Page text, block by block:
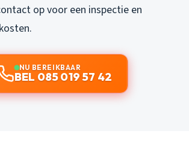
op voor een inspectie en
NU BEREIKBAAR
BEL 085 019 57 42